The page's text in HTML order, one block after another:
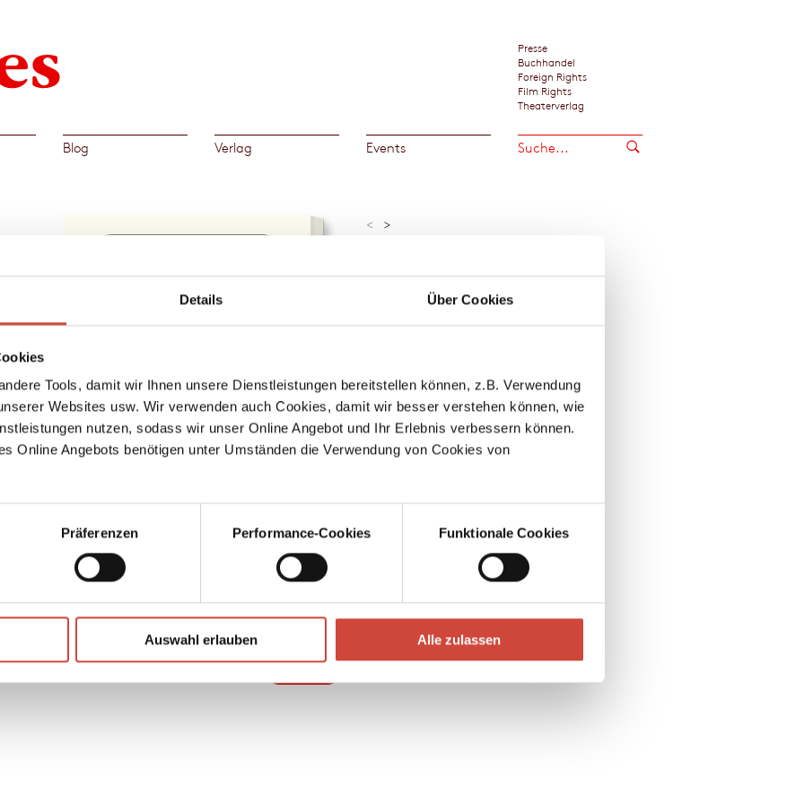
Details Über Cookies
Tools, damit wir Ihnen unsere Dienstleistungen bereitstellen können, z.B. Verwendung
Websites usw. Wir verwenden auch Cookies, damit wir besser verstehen können, wie
nutzen, sodass wir unser Online Angebot und Ihr Erlebnis verbessern können.
Online Angebots benötigen unter Umständen die Verwendung von Cookies von
Präferenzen Performance-Cookies Funktionale Cookies
Auswahl erlauben Alle zulassen
Presse
Buchhandel
Foreign Rights
Film Rights
Theaterverlag
Blog Verlag Events
Download Bilddatei
L.
sie
ihr
< >